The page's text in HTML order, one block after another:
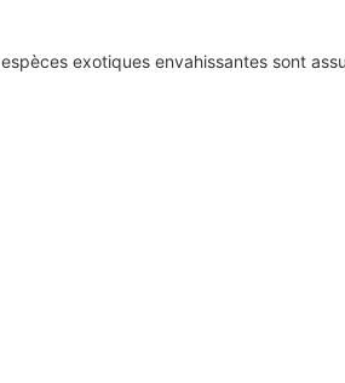
exotiques envahissantes sont